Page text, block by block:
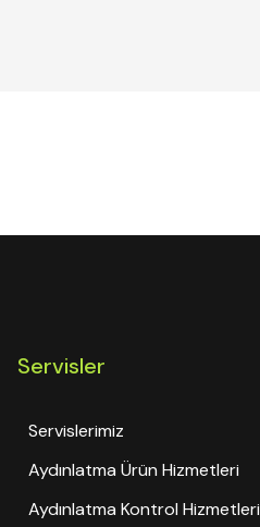
Servisler
Servislerimiz
Aydınlatma Ürün Hizmetleri
Aydınlatma Kontrol Hizmetleri